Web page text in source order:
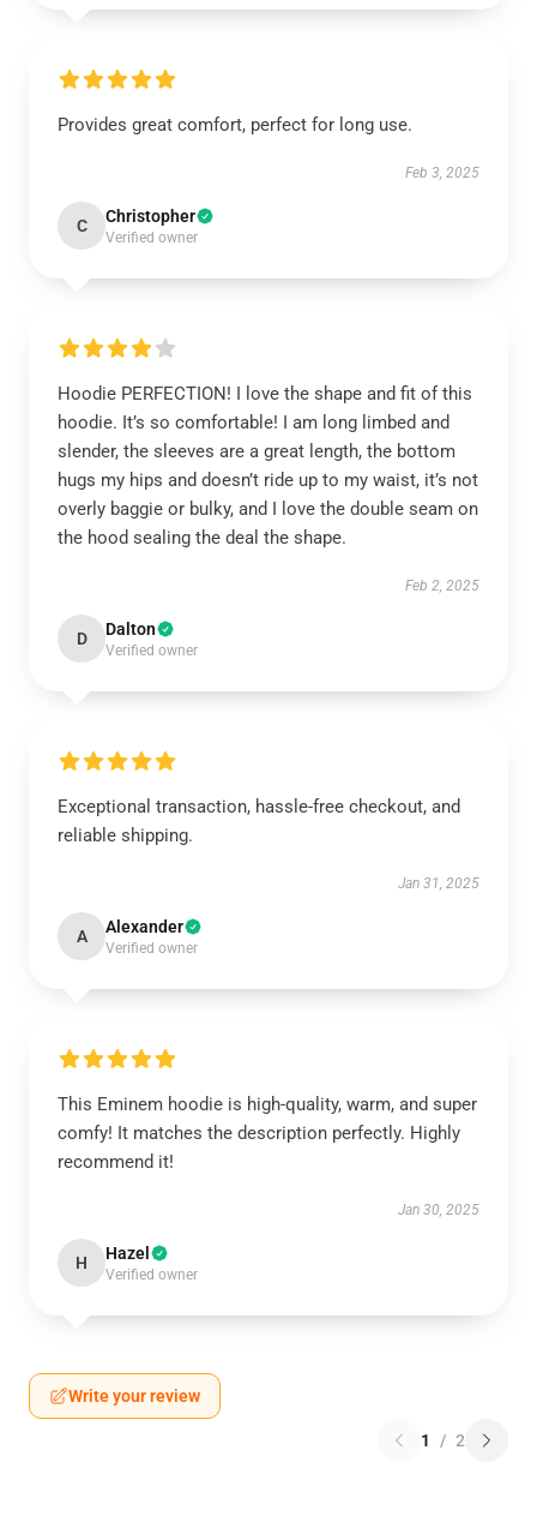
Provides great comfort, perfect for long use.
Feb 3, 2025
C Christopher
Verified owner
Hoodie PERFECTION! I love the shape and fit of this
hoodie. It’s so comfortable! I am long limbed and
slender, the sleeves are a great length, the bottom
hugs my hips and doesn’t ride up to my waist, it’s not
overly baggie or bulky, and I love the double seam on
the hood sealing the deal the shape.
Feb 2, 2025
D Dalton
Verified owner
Exceptional transaction, hassle-free checkout, and
reliable shipping.
Jan 31, 2025
A Alexander
Verified owner
This Eminem hoodie is high-quality, warm, and super
comfy! It matches the description perfectly. Highly
recommend it!
Jan 30, 2025
H Hazel
Verified owner
Write your review
1 / 2